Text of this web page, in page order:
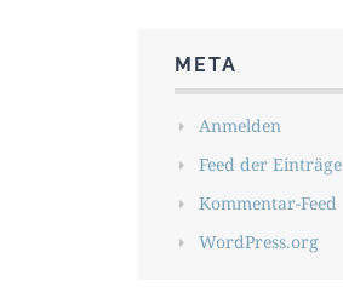
META
Anmelden
Feed der Einträge
Kommentar-Feed
WordPress.org